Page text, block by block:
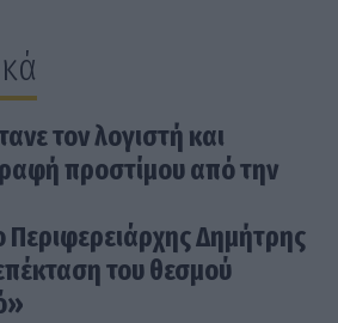
τον λογιστή και
προστίμου από την
Περιφερειάρχης Δημήτρης
του θεσμού